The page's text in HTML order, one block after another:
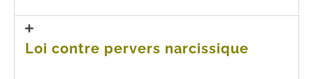
Loi contre pervers narcissique